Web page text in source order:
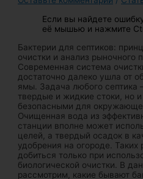
Если вы найдете
её мышью и нажмите
Бактерии для септиков:
очистки и анализ рыночного
Современная система
достаточно далеко ушла от
ямы. Задача любого септика
твердые и жидкие стоки, но
безопасными для
Очищенная вода из
станции вполне может
целей, а твердый осадок в
удобрения на огороде. Таких
добиться только при
биологической очистки. В
рассмотрим, какие бывают